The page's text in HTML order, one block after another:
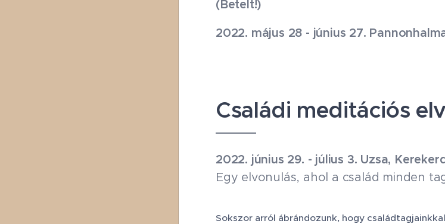
(Betelt!)
2022. május 28 - június 27.
Családi meditációs
2022. június 29. - július 3. Uzsa,
Egy elvonulás, ahol a család minden
Sokszor arról ábrándozunk, hogy